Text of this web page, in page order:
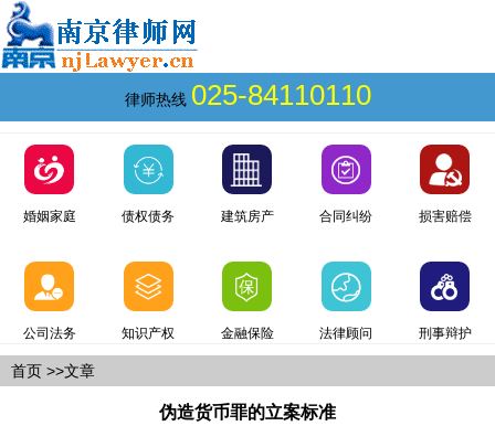
律师热线 025-84110110
婚姻家庭 债权债务 建筑房产 合同纠纷 损害赔偿
公司法务 知识产权 金融保险 法律顾问 刑事辩护
首页 >>文章
伪造货币罪的立案标准